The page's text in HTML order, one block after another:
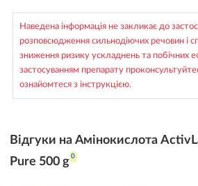
Наведена інформація не закликає до
розповсюдження сильнодіючих речовин і
зниження ризику ускладнень та побічних
застосуванням препарату
ознайомтеся з інструкцією.
Відгуки на Амінокислота
Pure 500 g 0